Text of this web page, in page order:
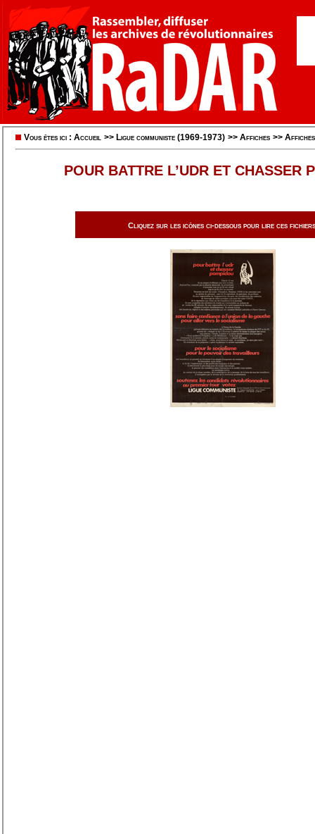
Vous êtes ici : Accueil >> Ligue communiste (1969-1973) >> Affiches >> Affiches
POUR BATTRE L’UDR ET CHASSER
Cliquez sur les icônes ci-dessous pour lire ces